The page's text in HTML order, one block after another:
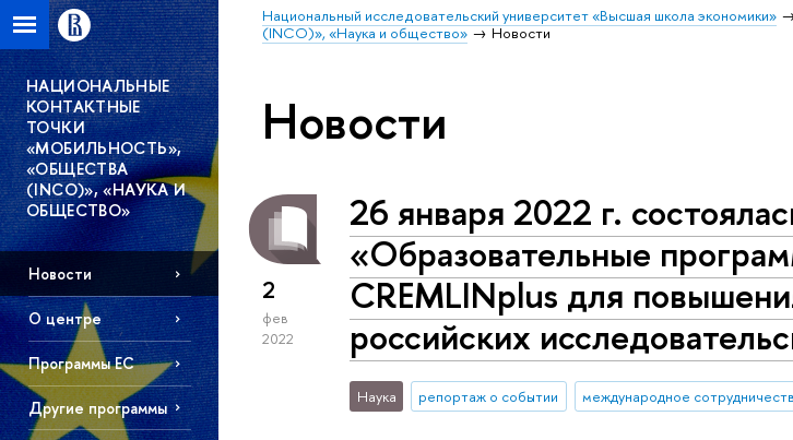
Национальный исследовательский университет «Высшая школа экономики»
(INCO)», «Наука и общество»
Новости
НАЦИОНАЛЬНЫЕ
КОНТАКТНЫЕ
ТОЧКИ
«МОБИЛЬНОСТЬ»,
«ОБЩЕСТВА
(INCO)», «НАУКА И
ОБЩЕСТВО»
Новости
О центре
Программы EC
Другие программы
Новости
2
фев
2022
26 января 2022 г.
«Образовательные
СREMLINplus для
российских
Наука репортаж о событии международное